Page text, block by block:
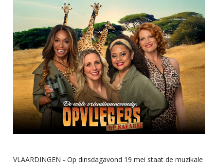
VLAARDINGEN - Op dinsdagavond 19 mei staat de muzikale